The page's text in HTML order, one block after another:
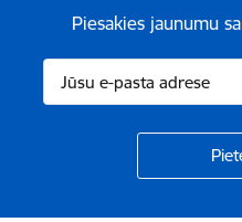
Piesakies jaunumu